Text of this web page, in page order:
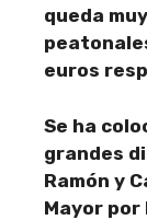
queda
euros
Se ha
grandes
Ramón y
Mayor